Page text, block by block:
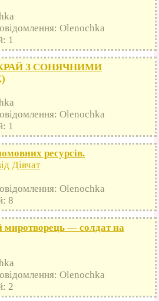
Olenochka
1
З СОНЯЧНИМИ
Olenochka
1
ресурсів.
Дівчат
Olenochka
8
миротворець — солдат на
Olenochka
2